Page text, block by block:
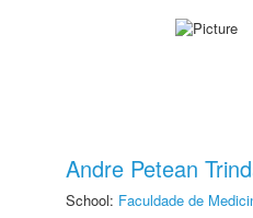
Andre Petean
School: Faculdade de